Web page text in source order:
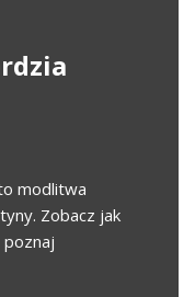
modlitwa
Zobacz jak
poznaj